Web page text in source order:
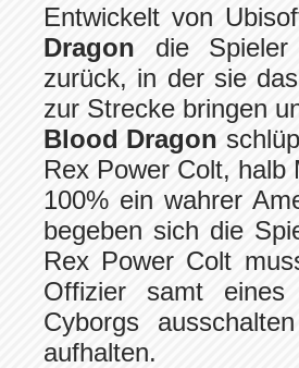
Entwickelt von
Dragon die Spieler
zurück, in der sie
zur Strecke bringen
Blood Dragon
Rex Power Colt, halb
100% ein wahrer
begeben sich die
Rex Power Colt
Offizier samt eines
Cyborgs
aufhalten.